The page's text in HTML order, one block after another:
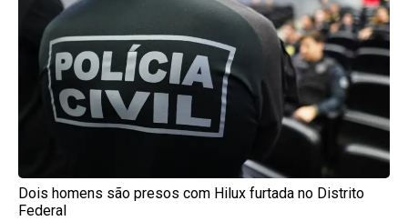
Dois homens são presos com Hilux furtada no Distrito
Federal